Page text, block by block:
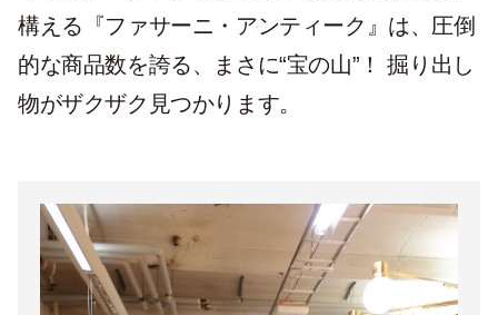
構える『ファサーニ・アンティーク』は、圧倒
的な商品数を誇る、まさに“宝の山”！ 掘り出し
物がザクザク見つかります。